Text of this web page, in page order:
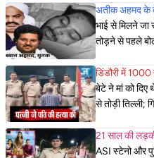
अतीक अहमद के
भाई से मिलने जा
तोड़ने से पहले
डिंडौरी में 1000
बेटे ने मां को दिए
से तोड़ी तिल्ली;
21 साल की
ASI स्टेनो और